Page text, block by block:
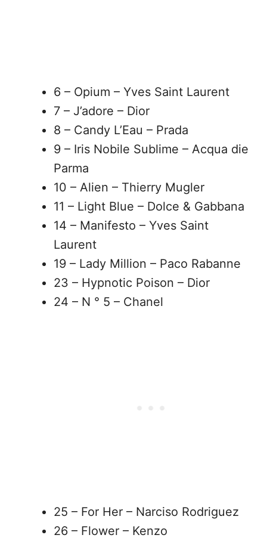
6 – Opium – Yves Saint Laurent
7 – J’adore – Dior
8 – Candy L’Eau – Prada
9 – Iris Nobile Sublime – Acqua die
Parma
10 – Alien – Thierry Mugler
11 – Light Blue – Dolce & Gabbana
14 – Manifesto – Yves Saint
Laurent
19 – Lady Million – Paco Rabanne
23 – Hypnotic Poison – Dior
24 – N ° 5 – Chanel
25 – For Her – Narciso Rodriguez
26 – Flower – Kenzo